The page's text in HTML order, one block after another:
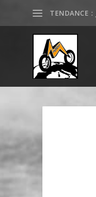
TENDANCE :